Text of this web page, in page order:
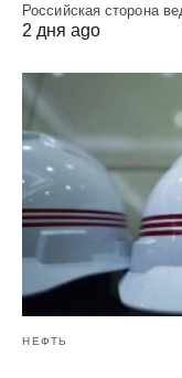
Российская сторона
2 дня ago
НЕФТЬ